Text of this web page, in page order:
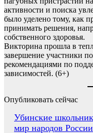
активности и поиска
было уделено тому, как
принимать решения,
собственного здоровья.
Викторина прошла в
завершение участники
рекомендациями по
зависимостей. (6+)
Опубликовать сейчас
Навигация
Убинские
мир народов России